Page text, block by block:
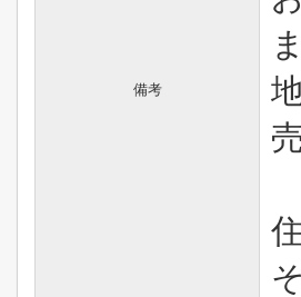
備考